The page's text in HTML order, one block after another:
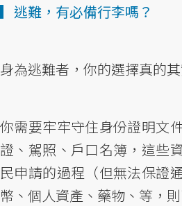
▎逃難，有必備行李嗎？
身為逃難者，你的選擇真的其
你需要牢牢守住身份證明文
證、駕照、戶口名簿，這些
民申請的過程（但無法保證
幣、個人資產、藥物、等，